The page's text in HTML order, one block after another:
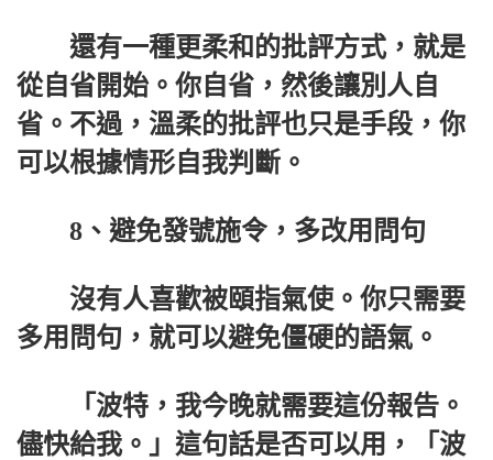
還有一種更柔和的批評方式，就是
從自省開始。你自省，然後讓別人自
省。不過，溫柔的批評也只是手段，你
可以根據情形自我判斷。
8、避免發號施令，多改用問句
沒有人喜歡被頤指氣使。你只需要
多用問句，就可以避免僵硬的語氣。
「波特，我今晚就需要這份報告。
儘快給我。」這句話是否可以用，「波